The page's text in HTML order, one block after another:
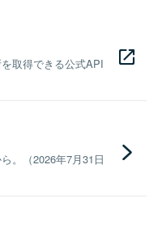
取得できる公式API
。（2026年7月31日